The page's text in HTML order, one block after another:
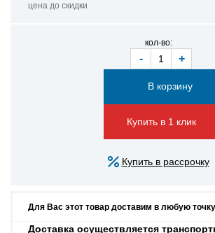
цена до скидки
кол-во:
- +
Купить в 1 клик
Купить в рассрочку
Для Вас этот товар доставим в любую
Доставка осуществляется